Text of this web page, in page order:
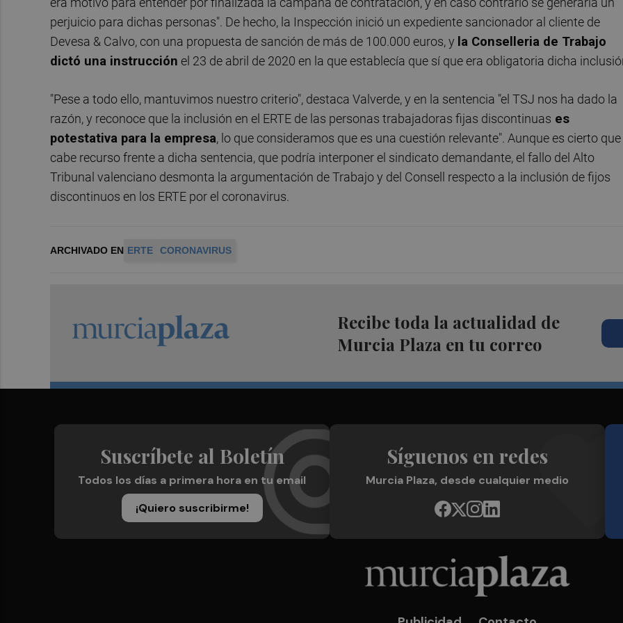
perjuicio para dichas personas". De hecho, la Inspección inició un expediente sancionador al cliente de
Devesa & Calvo, con una propuesta de sanción de más de 100.000 euros, y la Conselleria de Trabajo
dictó una instrucción el 23 de abril de 2020 en la que establecía que sí que era obligatoria dicha
"Pese a todo ello, mantuvimos nuestro criterio", destaca Valverde, y en la sentencia "el TSJ nos ha dado la
razón, y reconoce que la inclusión en el ERTE de las personas trabajadoras fijas discontinuas es
potestativa para la empresa, lo que consideramos que es una cuestión relevante". Aunque es cierto que
cabe recurso frente a dicha sentencia, que podría interponer el sindicato demandante, el fallo del Alto
Tribunal valenciano desmonta la argumentación de Trabajo y del Consell respecto a la inclusión de fijos
discontinuos en los ERTE por el coronavirus.
ARCHIVADO EN ERTE CORONAVIRUS
Recibe toda la actualidad de
Murcia Plaza en tu correo
Suscríbete al Boletín
Todos los días a primera hora en tu email
¡Quiero suscribirme!
Síguenos en redes
Murcia Plaza, desde cualquier medio